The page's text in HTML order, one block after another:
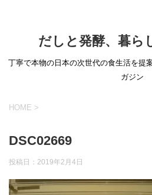
だしと発酵、暮ら
丁寧で本物の日本の次世代の食生活を提
ガジン
HOME >
DSC02669
投稿日： 2019年2月4日